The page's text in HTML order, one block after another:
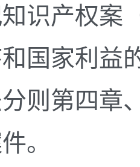
产权案（
国家利益
第四章、
。